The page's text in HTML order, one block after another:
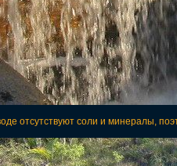
отсутствуют соли и минералы,